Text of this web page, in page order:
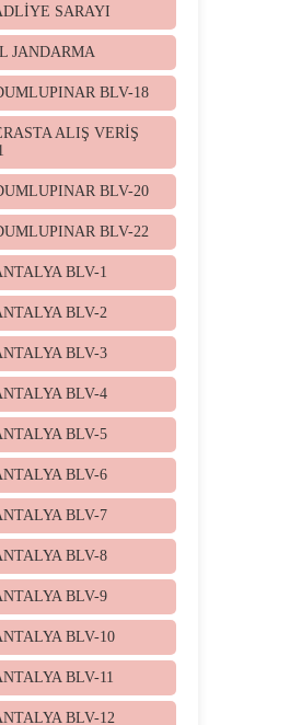
SARAYI
JANDARMA
BLV-18
ALIŞ VERİŞ
BLV-20
BLV-22
BLV-1
BLV-2
BLV-3
BLV-4
BLV-5
BLV-6
BLV-7
BLV-8
BLV-9
BLV-10
BLV-11
BLV-12